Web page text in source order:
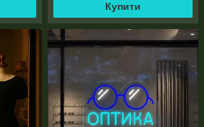
Купити